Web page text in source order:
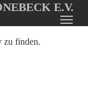
E.V.
zu finden.